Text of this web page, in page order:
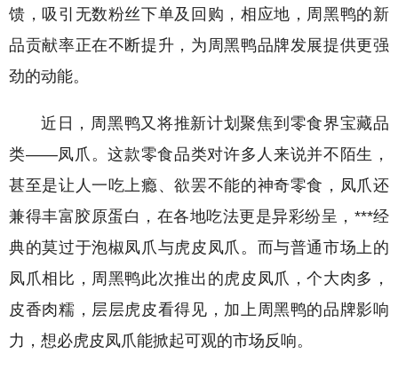
馈，吸引无数粉丝下单及回购，相应地，周黑鸭的新
品贡献率正在不断提升，为周黑鸭品牌发展提供更强
劲的动能。
近日，周黑鸭又将推新计划聚焦到零食界宝藏品
类——凤爪。这款零食品类对许多人来说并不陌生，
甚至是让人一吃上瘾、欲罢不能的神奇零食，凤爪还
兼得丰富胶原蛋白，在各地吃法更是异彩纷呈，***经
典的莫过于泡椒凤爪与虎皮凤爪。而与普通市场上的
凤爪相比，周黑鸭此次推出的虎皮凤爪，个大肉多，
皮香肉糯，层层虎皮看得见，加上周黑鸭的品牌影响
力，想必虎皮凤爪能掀起可观的市场反响。